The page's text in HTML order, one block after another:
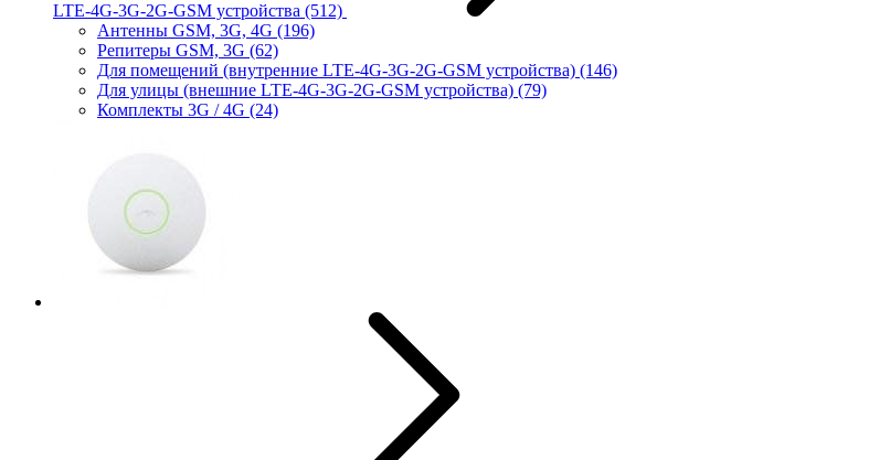
LTE-4G-3G-2G-GSM устройства (512)
Антенны GSM, 3G, 4G (196)
Репитеры GSM, 3G (62)
Для помещений (внутренние LTE-4G-3G-2G-GSM устройства) (146)
Для улицы (внешние LTE-4G-3G-2G-GSM устройства) (79)
Комплекты 3G / 4G (24)